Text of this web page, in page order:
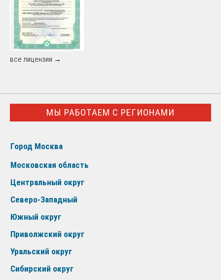
все лицензии →
МЫ РАБОТАЕМ С РЕГИОНАМИ
Город Москва
Московская область
Центральный округ
Северо-Западный
Южный округ
Приволжский округ
Уральский округ
Сибирский округ